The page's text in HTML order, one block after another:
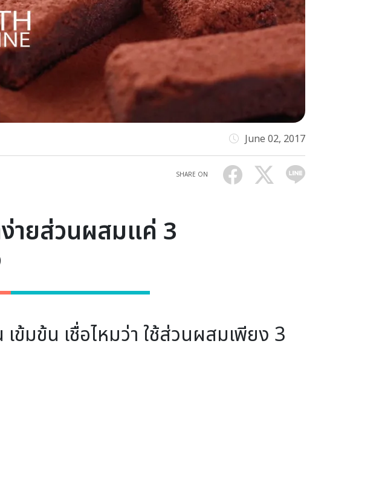
June 02, 2017
SHARE ON
ายส่วนผสมแค่ 3
มข้น เชื่อไหมว่า ใช้ส่วนผสมเพียง 3